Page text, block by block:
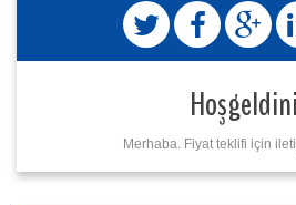
Merhaba. Fiyat teklifi için